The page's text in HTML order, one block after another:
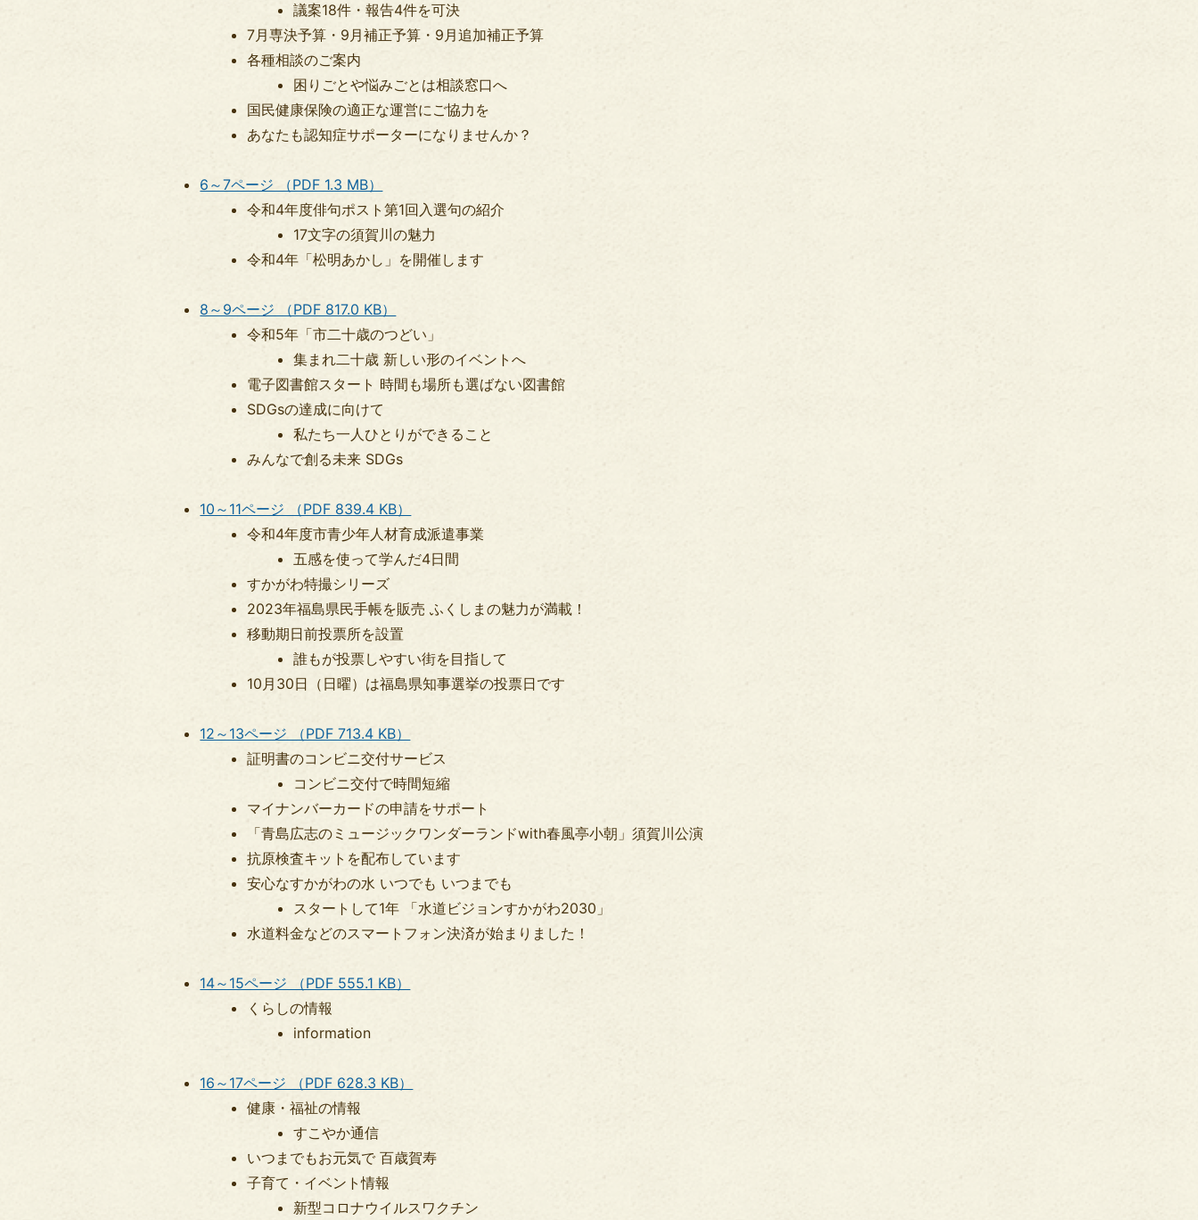
議案18件・報告4件を可決
7月専決予算・9月補正予算・9月追加補正予算
各種相談のご案内
​​​​​​​困りごとや悩みごとは相談窓口へ
国民健康保険の適正な運営にご協力を
あなたも認知症サポーターになりませんか？
6～7ページ （PDF 1.3 MB）
令和4年度俳句ポスト第1回入選句の紹介
​​​​​​​17文字の須賀川の魅力
令和4年「松明あかし」を開催します
8～9ページ （PDF 817.0 KB）
令和5年「市二十歳のつどい」
集まれ二十歳 新しい形のイベントへ
電子図書館スタート 時間も場所も選ばない図書館
SDGsの達成に向けて
​​​​​​​私たち一人ひとりができること
みんなで創る未来 SDGs
10～11ページ （PDF 839.4 KB）
令和4年度市青少年人材育成派遣事業
五感を使って学んだ4日間
すかがわ特撮シリーズ
2023年福島県民手帳を販売 ふくしまの魅力が満載！
移動期日前投票所を設置
​​​​​​​誰もが投票しやすい街を目指して
10月30日（日曜）は福島県知事選挙の投票日です
12～13ページ （PDF 713.4 KB）
証明書のコンビニ交付サービス
コンビニ交付で時間短縮
マイナンバーカードの申請をサポート
「青島広志のミュージックワンダーランドwith春風亭小朝」須賀川公演
抗原検査キットを配布しています
安心なすかがわの水 いつでも いつまでも
スタートして1年 「水道ビジョンすかがわ2030」
水道料金などのスマートフォン決済が始まりました！
14～15ページ （PDF 555.1 KB）
くらしの情報
information
16～17ページ （PDF 628.3 KB）
健康・福祉の情報
すこやか通信
いつまでもお元気で 百歳賀寿
子育て・イベント情報
新型コロナウイルスワクチン